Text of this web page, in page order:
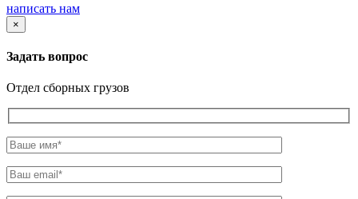
написать нам
×
Задать вопрос
Отдел сборных грузов